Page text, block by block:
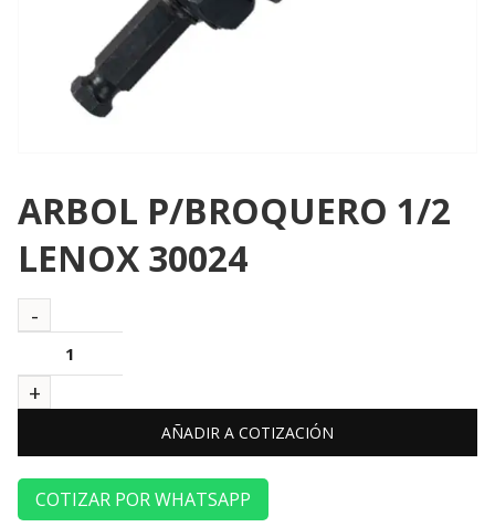
ARBOL P/BROQUERO 1/2
LENOX 30024
AÑADIR A COTIZACIÓN
COTIZAR POR WHATSAPP